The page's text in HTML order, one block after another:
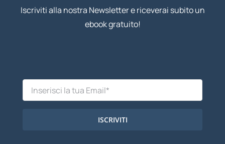
Iscriviti alla nostra Newsletter e riceverai subito un
ebook gratuito!
ISCRIVITI